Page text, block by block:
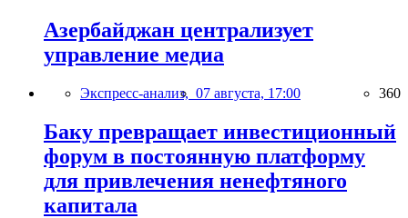
Азербайджан централизует
управление медиа
Экспресс-анализ, 07 августа, 17:00 360
Баку превращает инвестиционный
форум в постоянную платформу
для привлечения ненефтяного
капитала